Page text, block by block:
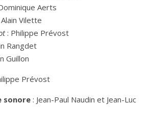
Aerts
Alain Vilette
: Philippe Prévost
Rangdet
Guillon
Prévost
sonore : Jean-Paul Naudin et Jean-Luc